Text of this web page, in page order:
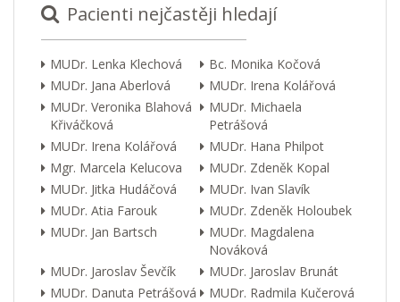
Pacienti nejčastěji hledají
MUDr. Lenka Klechová
Bc. Monika Kočová
MUDr. Jana Aberlová
MUDr. Irena Kolářová
MUDr. Veronika Blahová
Křiváčková
MUDr. Michaela
Petrášová
MUDr. Irena Kolářová
MUDr. Hana Philpot
Mgr. Marcela Kelucova
MUDr. Zdeněk Kopal
MUDr. Jitka Hudáčová
MUDr. Ivan Slavík
MUDr. Atia Farouk
MUDr. Zdeněk Holoubek
MUDr. Jan Bartsch
MUDr. Magdalena
Nováková
MUDr. Jaroslav Ševčík
MUDr. Jaroslav Brunát
MUDr. Danuta Petrášová
MUDr. Radmila Kučerová